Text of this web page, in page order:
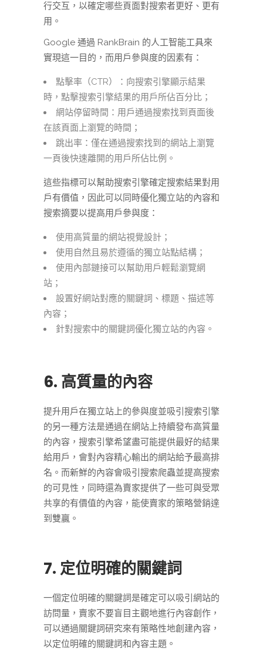
行交互，以確定哪些頁面對搜索者更好、更有
用。
Google 通過 RankBrain 的人工智能工具來
實現這一目的，而用戶參與度的因素有：
點擊率（CTR）：向搜索引擎顯示結果
時，點擊搜索引擎結果的用戶所佔百分比；
網站停留時間：用戶通過搜索找到頁面後
在該頁面上瀏覽的時間；
跳出率：僅在通過搜索找到的網站上瀏覽
一頁後快速離開的用戶所佔比例。
這些指標可以幫助搜索引擎確定搜索結果對用
戶有價值，因此可以同時優化獨立站的內容和
搜索摘要以提高用戶參與度：
使用高質量的網站視覺設計；
使用自然且易於遵循的獨立站點結構；
使用內部鏈接可以幫助用戶輕鬆瀏覽網
站；
設置好網站對應的關鍵詞、標題、描述等
內容；
針對搜索中的關鍵詞優化獨立站的內容。
6. 高質量的內容
提升用戶在獨立站上的參與度並吸引搜索引擎
的另一種方法是通過在網站上持續發布高質量
的內容，搜索引擎希望盡可能提供最好的結果
給用戶，會對內容精心輸出的網站給予最高排
名。而新鮮的內容會吸引搜索爬蟲並提高搜索
的可見性，同時還為賣家提供了一些可與受眾
共享的有價值的內容，能使賣家的策略營銷達
到雙贏。
7. 定位明確的關鍵詞
一個定位明確的關鍵詞是確定可以吸引網站的
訪問量，賣家不要盲目主觀地進行內容創作，
可以通過關鍵詞研究來有策略性地創建內容，
以定位明確的關鍵詞和內容主題。